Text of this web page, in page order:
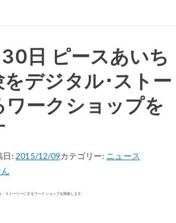
日 ピースあいち
デジタル･ストー
ワークショップを
日: 2015/12/09カテゴリー: ニュース
ストーリーにするワークショップを開催します。